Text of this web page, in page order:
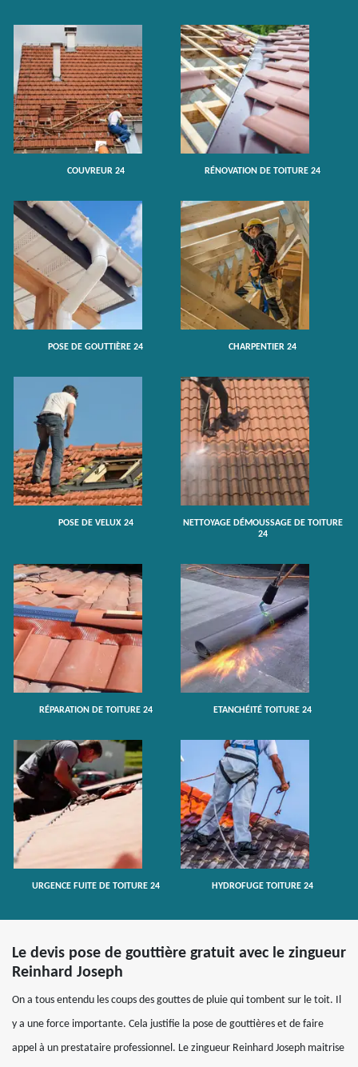
COUVREUR 24 RÉNOVATION DE TOITURE 24
POSE DE GOUTTIÈRE 24 CHARPENTIER 24
POSE DE VELUX 24
NETTOYAGE DÉMOUSSAGE DE TOITURE
24
RÉPARATION DE TOITURE 24 ETANCHÉITÉ TOITURE 24
URGENCE FUITE DE TOITURE 24 HYDROFUGE TOITURE 24
Le devis pose de gouttière gratuit avec le zingueur
Reinhard Joseph
On a tous entendu les coups des gouttes de pluie qui tombent sur le toit. Il
y a une force importante. Cela justifie la pose de gouttières et de faire
appel à un prestataire professionnel. Le zingueur Reinhard Joseph maitrise